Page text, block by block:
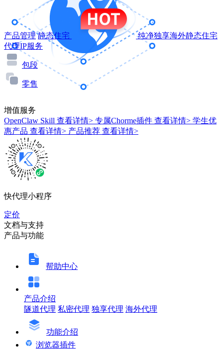
产品管理 静态住宅
纯净独享海外静态住宅
代理IP服务
包段
零售
增值服务
OpenClaw Skill 查看详情> 专属Chorme插件 查看详情> 学生优
惠产品 查看详情> 产品推荐 查看详情>
快代理小程序
定价
文档与支持
产品与功能
帮助中心
产品介绍
隧道代理 私密代理 独享代理 海外代理
功能介绍
浏览器插件